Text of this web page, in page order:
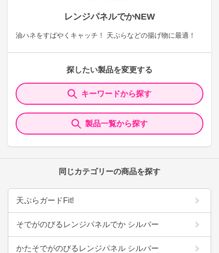
レンジパネルでかNEW
油ハネをすばやくキャッチ！ 天ぷらなどの揚げ物に最適！
探したい製品を変更する
キーワードから探す
製品一覧から探す
同じカテゴリーの商品を探す
天ぷらガードFit!
そでがのびるレンジパネルでか シルバー
かたそでがのびるレンジパネル シルバー